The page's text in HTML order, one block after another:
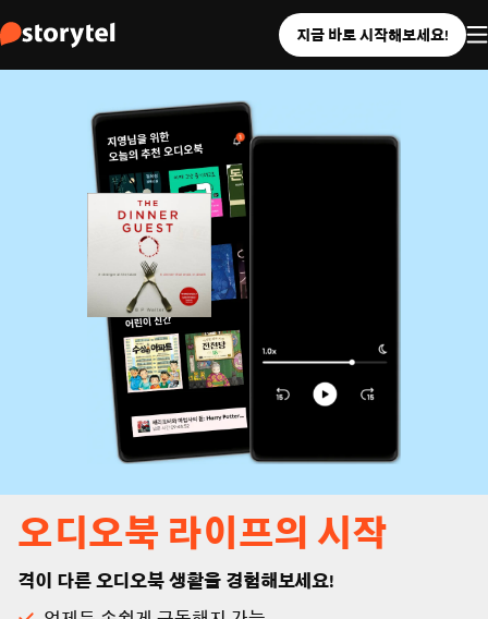
지금 바로 시작해보세요!
오디오북 라이프의 시작
격이 다른 오디오북 생활을 경험해보세요!